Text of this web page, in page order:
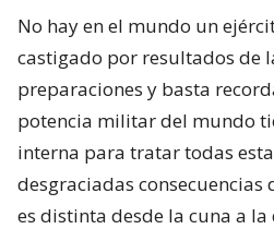
No hay en el mundo un
castigado por resultados de
preparaciones y basta
potencia militar del mundo
interna para tratar todas
desgraciadas
es distinta desde la cuna a